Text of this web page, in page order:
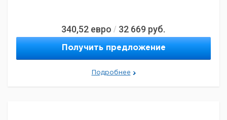
340,52 евро / 32 669 руб.
Получить предложение
Подробнее